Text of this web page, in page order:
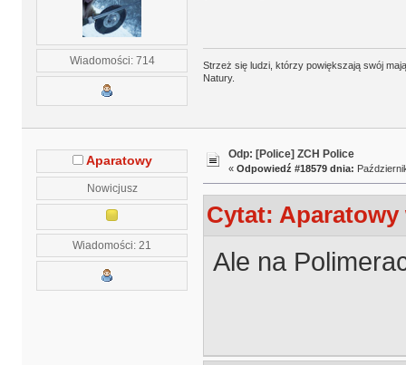
Wiadomości: 714
Strzeż się ludzi, którzy powiększają swój
Natury.
Aparatowy
Nowicjusz
Wiadomości: 21
Odp: [Police] ZCH Police
« Odpowiedź #18579 dnia:
Cytat: Aparatowy
Ale na